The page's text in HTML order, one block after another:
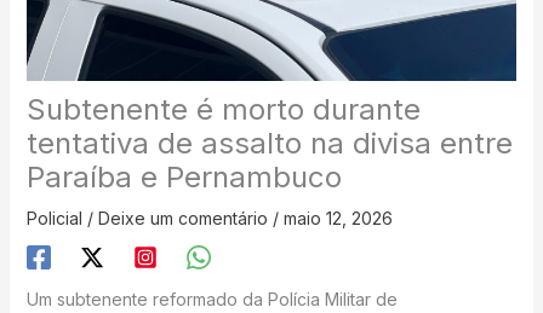
Subtenente é morto durante
tentativa de assalto na divisa entre
Paraíba e Pernambuco
Policial / Deixe um comentário / maio 12, 2026
Um subtenente reformado da Polícia Militar de